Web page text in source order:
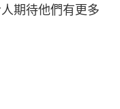
期待他們有更多